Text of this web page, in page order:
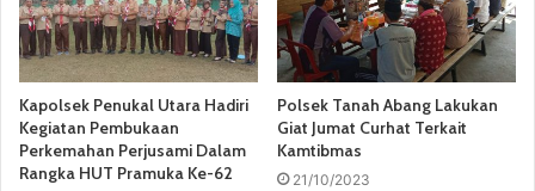
Kapolsek Penukal Utara Hadiri
Kegiatan Pembukaan
Perkemahan Perjusami Dalam
Rangka HUT Pramuka Ke-62
Polsek Tanah Abang Lakukan
Giat Jumat Curhat Terkait
Kamtibmas
21/10/2023